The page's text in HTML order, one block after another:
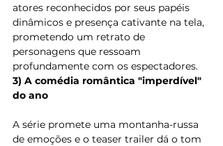
atores reconhecidos por seus papéis
dinâmicos e presença cativante na tela,
prometendo um retrato de
personagens que ressoam
profundamente com os espectadores.
3) A comédia romântica "imperdível"
do ano
A série promete uma montanha-russa
de emoções e o teaser trailer dá o tom